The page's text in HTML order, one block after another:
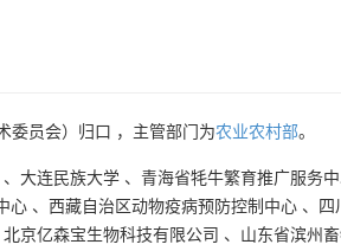
委员会）归口 ，主管部门为农业农村部。
、 大连民族大学 、 青海省牦牛繁育推广服务
心 、 西藏自治区动物疫病预防控制中心 、
四
北京亿森宝生物科技有限公司 、 山东省滨州